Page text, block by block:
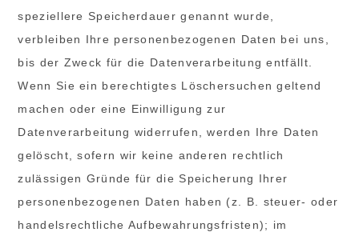
speziellere Speicherdauer genannt wurde,
verbleiben Ihre personenbezogenen Daten bei uns,
bis der Zweck für die Datenverarbeitung entfällt.
Wenn Sie ein berechtigtes Löschersuchen geltend
machen oder eine Einwilligung zur
Datenverarbeitung widerrufen, werden Ihre Daten
gelöscht, sofern wir keine anderen rechtlich
zulässigen Gründe für die Speicherung Ihrer
personenbezogenen Daten haben (z. B. steuer- oder
handelsrechtliche Aufbewahrungsfristen); im